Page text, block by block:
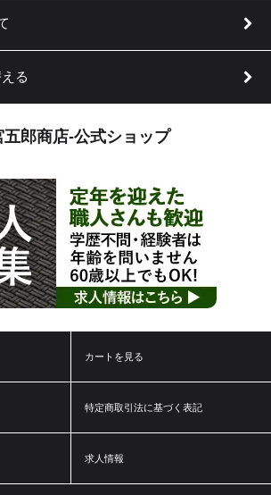
る
五郎商店-公式ショップ
カートを見る
特定商取引法に基づく表記
求人情報